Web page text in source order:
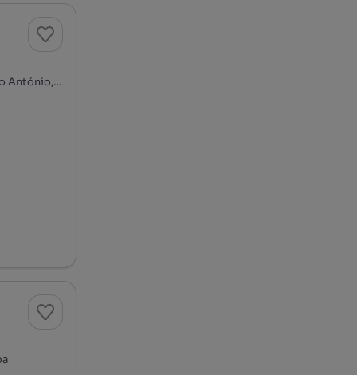
Rua Bernardim Ribeiro, Campo de Santana - Santa Marta, Santo António, Lisboa, Lisboa